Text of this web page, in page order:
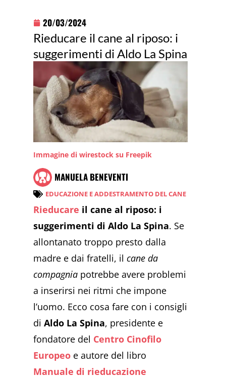
20/03/2024
Rieducare il cane al riposo: i
suggerimenti di Aldo La Spina
Immagine di wirestock su Freepik
MANUELA BENEVENTI
EDUCAZIONE E ADDESTRAMENTO DEL CANE
Rieducare il cane al riposo: i
suggerimenti di Aldo La Spina. Se
allontanato troppo presto dalla
madre e dai fratelli, ilcane da
compagnia potrebbe avere problemi
a inserirsi nei ritmi che impone
l’uomo. Ecco cosa fare con i consigli
diAldo La Spina, presidente e
fondatore del Centro Cinofilo
Europeo e autore del libro
Manuale di rieducazione